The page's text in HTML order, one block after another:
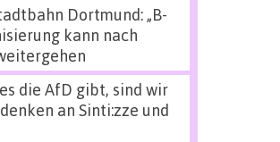
Dortmund: „B-
kann nach
die AfD gibt, sind wir
an Sinti:zze und